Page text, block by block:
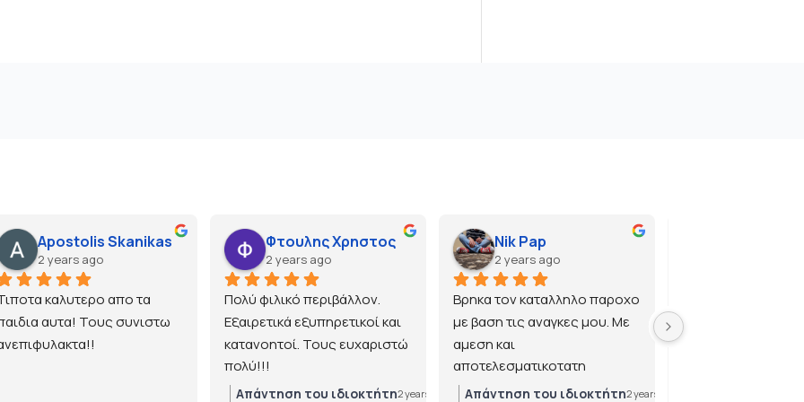
Apostolis Skanikas
2 years ago
καλυτερο απο τα
αυτα! Τους συνιστω
Φτουλης Χρηστος
2 years ago
Πολύ φιλικό περιβάλλον.
Εξαιρετικά εξυπηρετικοί και
κατανοητοί. Τους ευχαριστώ
πολύ!!!
Απάντηση του ιδιοκτήτη2 years ago
Nik Pap
2 years ago
Βρηκα τον καταλληλο παροχο
με βαση τις αναγκες μου. Με
αμεση και
αποτελεσματικοτατη
εξυπηρετηση.
Απάντηση του ιδιοκτήτη2 years ago